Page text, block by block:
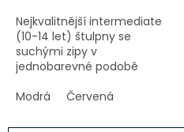
Nejkvalitnější intermediate
(10-14 let) štulpny se
suchými zipy v
jednobarevné podobě
Modrá
Červená